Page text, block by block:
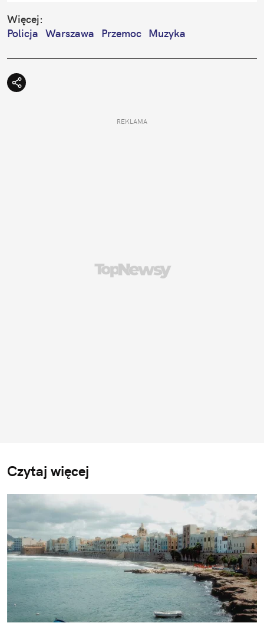
Więcej:
Policja Warszawa Przemoc Muzyka
REKLAMA
Czytaj więcej